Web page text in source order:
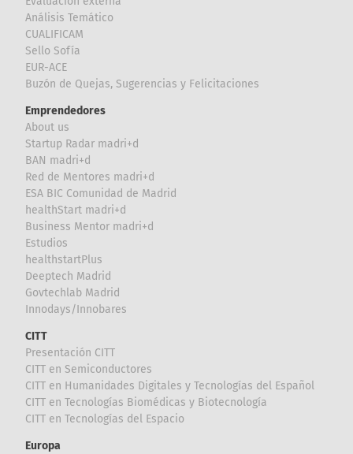
Análisis Temático
CUALIFICAM
Sello Sofía
EUR-ACE
Buzón de Quejas, Sugerencias y Felicitaciones
Emprendedores
About us
Startup Radar madri+d
BAN madri+d
Red de Mentores madri+d
ESA BIC Comunidad de Madrid
healthStart madri+d
Business Mentor madri+d
Estudios
healthstartPlus
Deeptech Madrid
Govtechlab Madrid
Innodays/Innobares
CITT
Presentación CITT
CITT en Semiconductores
CITT en Humanidades Digitales y Tecnologías del Español
CITT en Tecnologías Biomédicas y Biotecnología
CITT en Tecnologías del Espacio
Europa